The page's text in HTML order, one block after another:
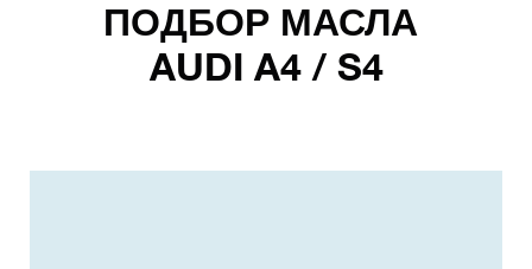
ПОДБОР МАСЛА
AUDI A4 / S4